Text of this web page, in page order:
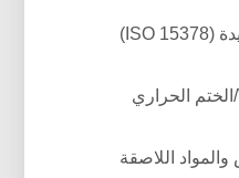
شهادة ممارسات التصنيع الجيدة (ISO 15378)
CoA مع بيانات WVTR/OTR/الختم الحراري